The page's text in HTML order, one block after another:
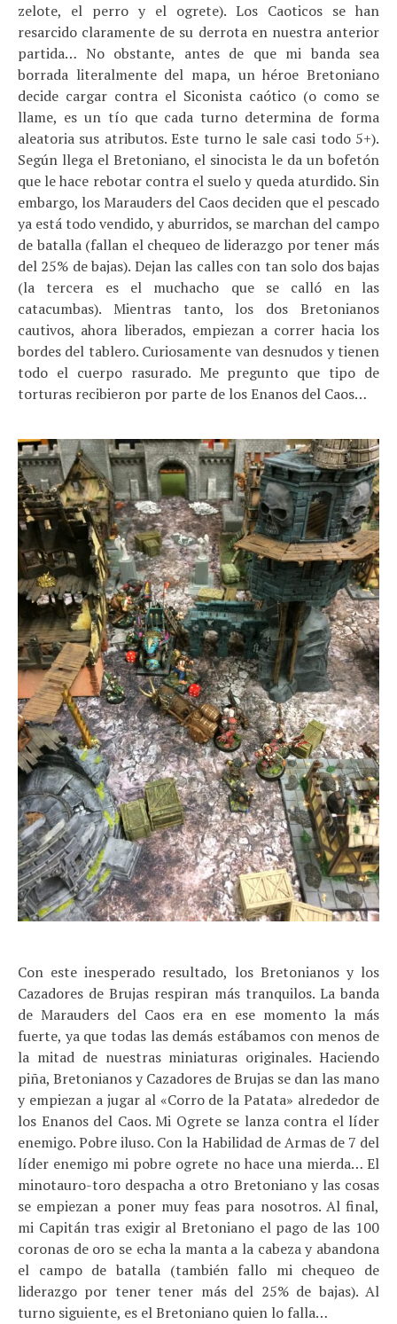
zelote, el perro y el ogrete). Los Caoticos se han
resarcido claramente de su derrota en nuestra anterior
partida… No obstante, antes de que mi banda sea
borrada literalmente del mapa, un héroe Bretoniano
decide cargar contra el Siconista caótico (o como se
llame, es un tío que cada turno determina de forma
aleatoria sus atributos. Este turno le sale casi todo 5+).
Según llega el Bretoniano, el sinocista le da un bofetón
que le hace rebotar contra el suelo y queda aturdido. Sin
embargo, los Marauders del Caos deciden que el pescado
ya está todo vendido, y aburridos, se marchan del campo
de batalla (fallan el chequeo de liderazgo por tener más
del 25% de bajas). Dejan las calles con tan solo dos bajas
(la tercera es el muchacho que se calló en las
catacumbas). Mientras tanto, los dos Bretonianos
cautivos, ahora liberados, empiezan a correr hacia los
bordes del tablero. Curiosamente van desnudos y tienen
todo el cuerpo rasurado. Me pregunto que tipo de
torturas recibieron por parte de los Enanos del Caos…
Con este inesperado resultado, los Bretonianos y los
Cazadores de Brujas respiran más tranquilos. La banda
de Marauders del Caos era en ese momento la más
fuerte, ya que todas las demás estábamos con menos de
la mitad de nuestras miniaturas originales. Haciendo
piña, Bretonianos y Cazadores de Brujas se dan las mano
y empiezan a jugar al «Corro de la Patata» alrededor de
los Enanos del Caos. Mi Ogrete se lanza contra el líder
enemigo. Pobre iluso. Con la Habilidad de Armas de 7 del
líder enemigo mi pobre ogrete no hace una mierda… El
minotauro-toro despacha a otro Bretoniano y las cosas
se empiezan a poner muy feas para nosotros. Al final,
mi Capitán tras exigir al Bretoniano el pago de las 100
coronas de oro se echa la manta a la cabeza y abandona
el campo de batalla (también fallo mi chequeo de
liderazgo por tener tener más del 25% de bajas). Al
turno siguiente, es el Bretoniano quien lo falla…